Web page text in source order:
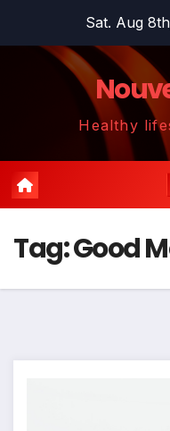
Sat. Aug
Healthy
Tag:Good